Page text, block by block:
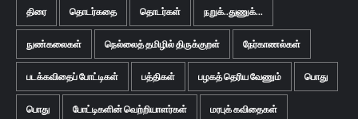
திரை தொடர்கதை தொடர்கள் நறுக்..துணுக்...
நுண்கலைகள் நெல்லைத் தமிழில் திருக்குறள் நேர்காணல்கள்
படக்கவிதைப் போட்டிகள் பத்திகள் பழகத் தெரிய வேணும் பொது
பொது போட்டிகளின் வெற்றியாளர்கள் மரபுக் கவிதைகள்